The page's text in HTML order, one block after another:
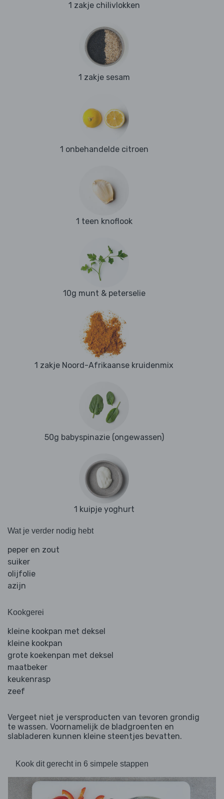
1 zakje chilivlokken
1 zakje sesam
1 onbehandelde citroen
1 teen knoflook
10g munt & peterselie
1 zakje Noord-Afrikaanse kruidenmix
50g babyspinazie (ongewassen)
1 kuipje yoghurt
Wat je verder nodig hebt
peper en zout
suiker
olijfolie
azijn
Kookgerei
kleine kookpan met deksel
kleine kookpan
grote koekenpan met deksel
maatbeker
keukenrasp
zeef
Vergeet niet je versproducten van tevoren grondig
te wassen. Voornamelijk de bladgroenten en
slabladeren kunnen kleine steentjes bevatten.
Kook dit gerecht in 6 simpele stappen